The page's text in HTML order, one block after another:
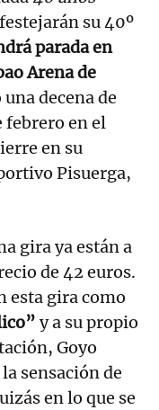
su 40º
parada en
Arena de
decena de
febrero en el
en su
Pisuerga,
gira ya están a
de 42 euros.
esta gira como
y a su propio
Goyo
sensación de
en lo que se